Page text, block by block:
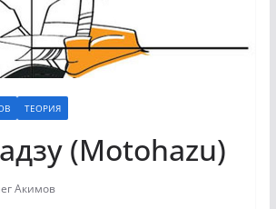
ТЕОРИЯ
(Motohazu)
Акимов